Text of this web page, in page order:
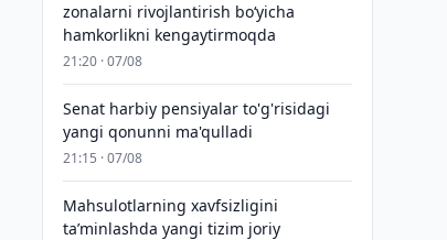
zonalarni rivojlantirish boʻyicha
hamkorlikni kengaytirmoqda
21:20 · 07/08
Senat harbiy pensiyalar to'g'risidagi
yangi qonunni ma'qulladi
21:15 · 07/08
Mahsulotlarning xavfsizligini
taʼminlashda yangi tizim joriy